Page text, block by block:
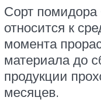
Сорт помидора
относится к
момента
материала до
продукции
месяцев.